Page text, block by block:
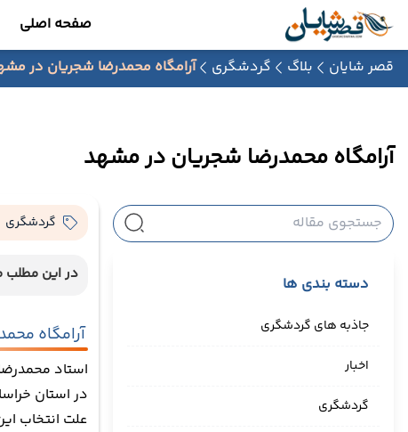
صفحه اصلی
قصر شایان بلاگ گردشگری آرامگاه محمدرضا شجریان در
آرامگاه محمدرضا شجریان در مشهد
دسته بندی ها
جاذبه های گردشگری
اخبار
گردشگری
گردشگری
در این مطلب
آرامگاه
استاد
در استان
علت انتخاب